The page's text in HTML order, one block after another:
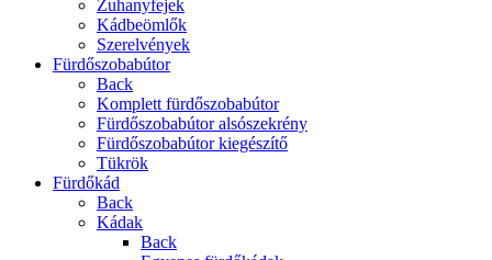
Zuhanyfejek
Kádbeömlők
Szerelvények
Fürdőszobabútor
Back
Komplett fürdőszobabútor
Fürdőszobabútor alsószekrény
Fürdőszobabútor kiegészítő
Tükrök
Fürdőkád
Back
Kádak
Back